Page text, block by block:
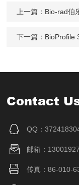
上一篇： Bio-rad伯
下一篇： BioProfile
Contact
QQ：
邮箱：
传真：86-010-